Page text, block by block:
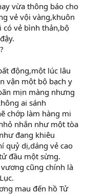
vừa thông báo cho
vẻ vội vàng,khuôn
có vẻ bình thản,bộ
động,một lúc lâu
vận một bộ bạch y
mịn màng nhưng
ai sánh
chớp làm hàng mi
nhắn như một tòa
đang khiêu
quỷ dị,dáng vẻ cao
đầu một sừng.
cũng chính là
mau đến hồ Tử